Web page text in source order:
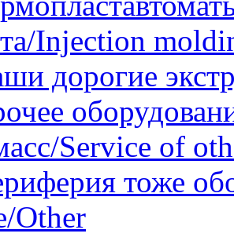
Injection
дорогие
Service of
тоже
Other